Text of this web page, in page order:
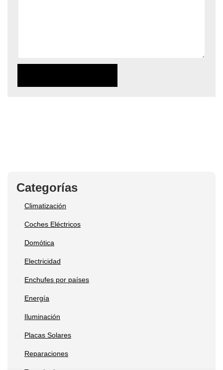
Categorías
Climatización
Coches Eléctricos
Domótica
Electricidad
Enchufes por países
Energía
Iluminación
Placas Solares
Reparaciones